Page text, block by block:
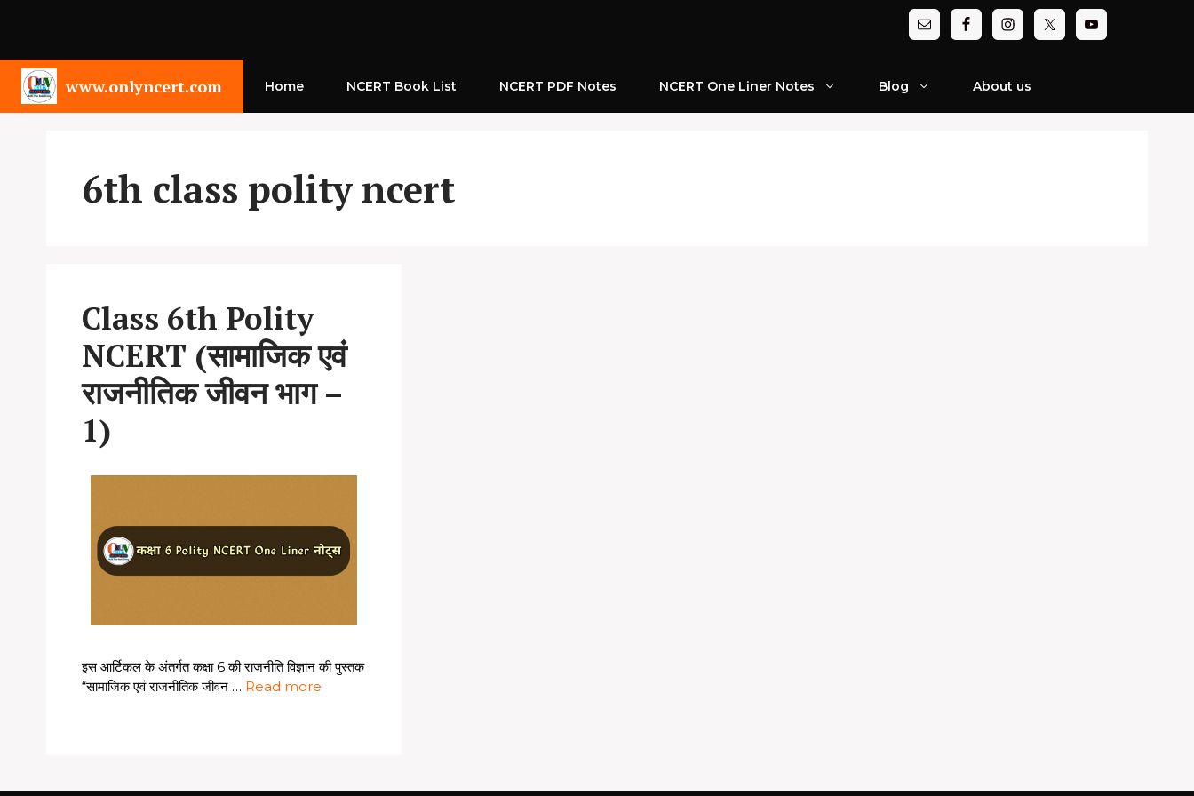
www.onlyncert.com Home NCERT Book List NCERT PDF Notes NCERT One Liner Notes Blog About us
6th class polity ncert
Class 6th Polity
NCERT (सामाजिक एवं
राजनीतिक जीवन भाग –
1)
इस आर्टिकल के अंतर्गत कक्षा 6 की राजनीति विज्ञान की पुस्तक
“सामाजिक एवं राजनीतिक जीवन … Read more